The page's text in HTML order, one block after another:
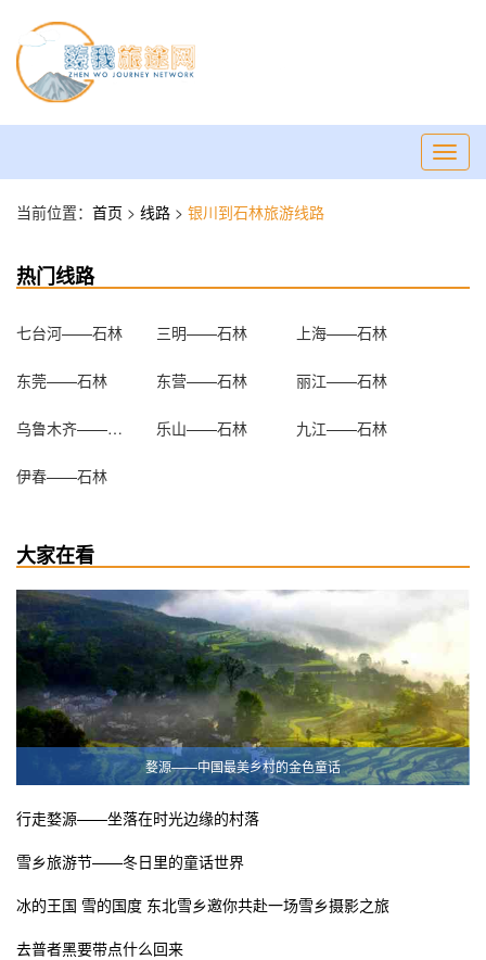
当前位置： 首页 > 线路 > 银川到石林旅游线路
热门线路
七台河——石林 三明——石林 上海——石林
东莞——石林 东营——石林 丽江——石林
乌鲁木齐——石林 乐山——石林 九江——石林
伊春——石林
大家在看
婺源——中国最美乡村的金色童话
行走婺源——坐落在时光边缘的村落
雪乡旅游节——冬日里的童话世界
冰的王国 雪的国度 东北雪乡邀你共赴一场雪乡摄影之旅
去普者黑要带点什么回来